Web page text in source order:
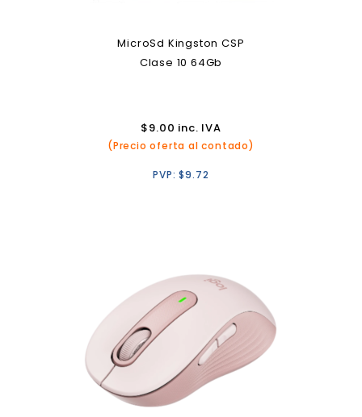
MicroSd Kingston CSP
Clase 10 64Gb
$9.00 inc. IVA
(Precio oferta al contado)
PVP:$9.72